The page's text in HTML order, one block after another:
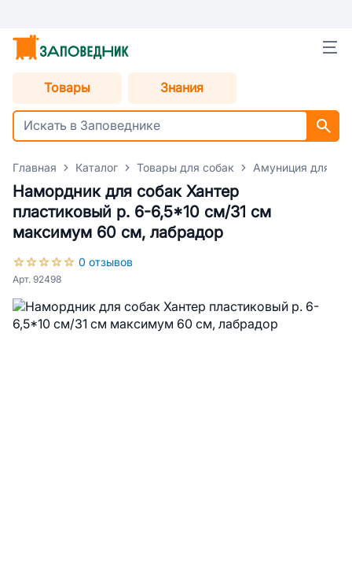
Товары Знания
Главная Каталог Товары для собак Амуниция для
Намордник для собак Хантер
пластиковый р. 6-6,5*10 см/31 см
максимум 60 см, лабрадор
0 отзывов
Арт. 92498